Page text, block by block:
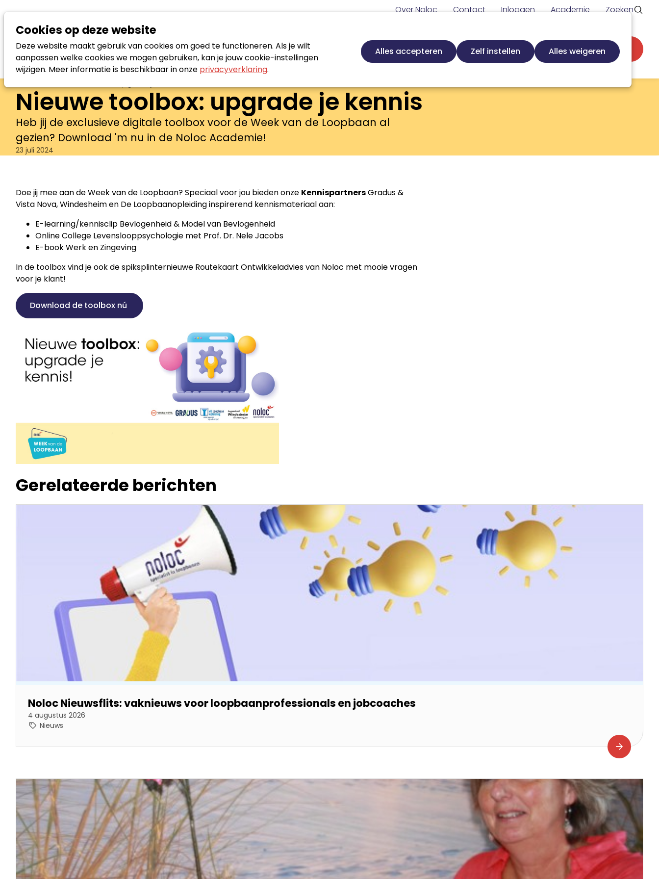
Cookies op deze website
Deze website maakt gebruik van cookies om goed te functioneren. Als je wilt
aanpassen welke cookies we mogen gebruiken, kan je jouw cookie-instellingen
wijzigen. Meer informatie is beschikbaar in onze privacyverklaring.
Alles accepteren Zelf instellen Alles weigeren
Nieuws Agenda Certificeren Vakgebied
Secundaire
navigatieZoek loopbaanspecialist Word lid
Meta
Over Noloc Contact Inloggen Academie Zoeken
Nieuwe toolbox: upgrade je kennis
Heb jij de exclusieve digitale toolbox voor de Week van de Loopbaan al
gezien? Download 'm nu in de Noloc Academie!
23 juli 2024
Doe jij mee aan de Week van de Loopbaan? Speciaal voor jou bieden onze KennispartnersGradus &
Vista Nova, Windesheim en De Loopbaanopleiding inspirerend kennismateriaal aan:
E-learning/kennisclip Bevlogenheid & Model van Bevlogenheid
Online College Levenslooppsychologie met Prof. Dr. Nele Jacobs
E-book Werk en Zingeving
In de toolbox vind je ook de spiksplinternieuwe Routekaart Ontwikkeladvies van Noloc met mooie vragen
voor je klant!
Download de toolbox nú
Gerelateerde berichten
Noloc Nieuwsflits: vaknieuws voor loopbaanprofessionals en jobcoaches
4 augustus 2026
Nieuws